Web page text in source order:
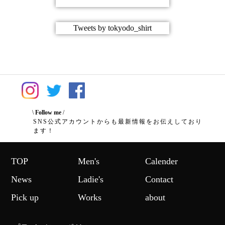
Tweets by tokyodo_shirt
\Follow me/
SNS公式アカウントからも最新情報をお伝えしており
ます！
TOP
News
Pick up
Men's
Ladie's
Works
Calender
Contact
about